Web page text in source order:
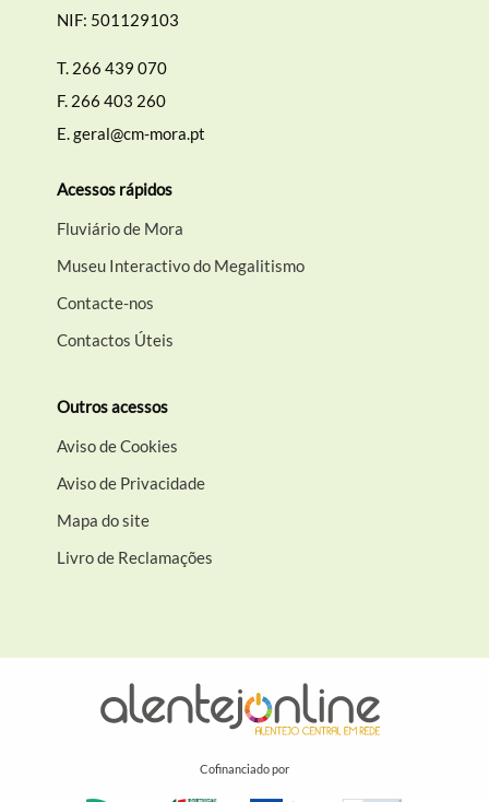
NIF: 501129103
T. 266 439 070
F. 266 403 260
E.geral@cm-mora.pt
Acessos rápidos
Fluviário de Mora
Museu Interactivo do Megalitismo
Contacte-nos
Contactos Úteis
Outros acessos
Aviso de Cookies
Aviso de Privacidade
Mapa do site
Livro de Reclamações
Cofinanciado por